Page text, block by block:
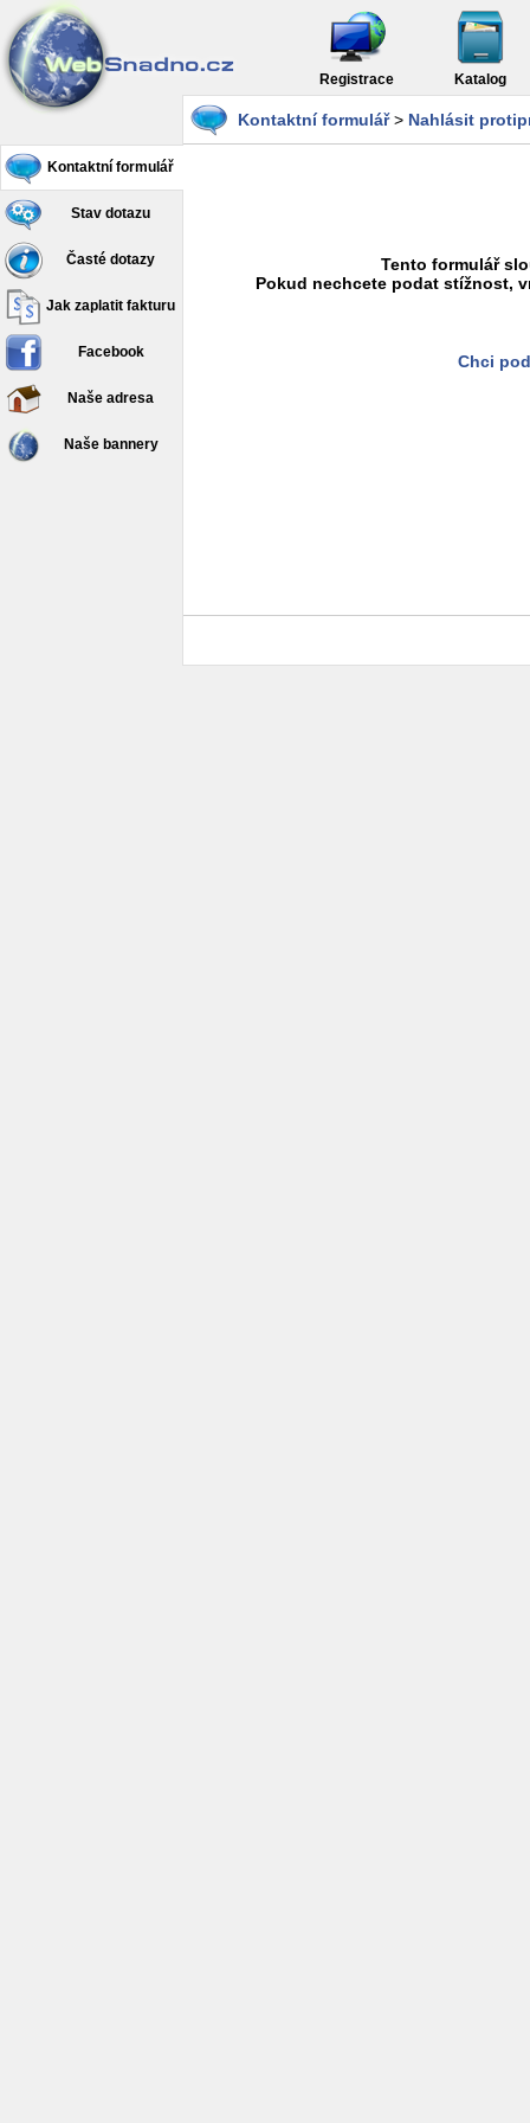
Registrace Katalog
Kontaktní formulář
Stav dotazu
Časté dotazy
Jak zaplatit fakturu
Facebook
Naše adresa
Naše bannery
Kontaktní formulář> Nahlásit
Tento formulář
Pokud nechcete podat stížnost,
Chci